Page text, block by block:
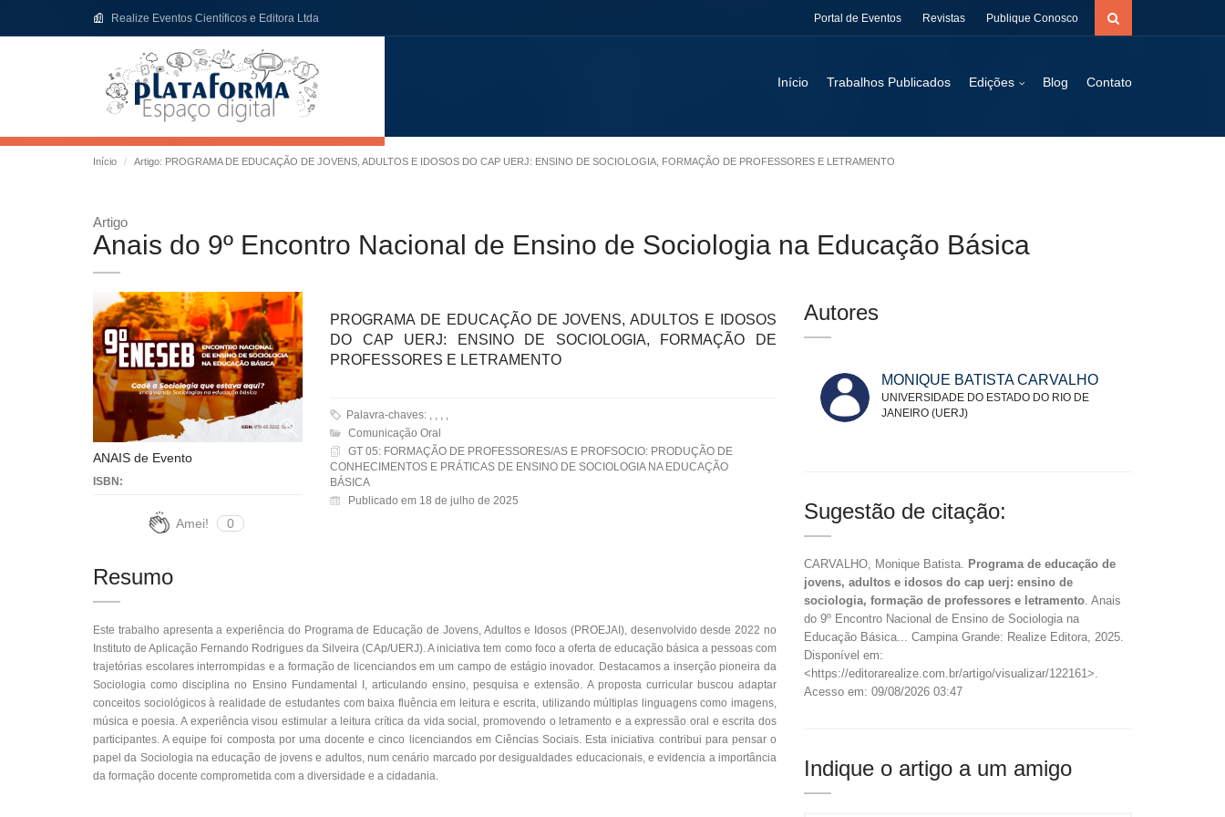
Realize Eventos Científicos e Editora Ltda Portal de Eventos Revistas Publique Conosco
Início Trabalhos Publicados Edições Blog Contato
Início Artigo: PROGRAMA DE EDUCAÇÃO DE JOVENS, ADULTOS E IDOSOS DO CAP UERJ: ENSINO DE SOCIOLOGIA, FORMAÇÃO DE PROFESSORES E LETRAMENTO
Artigo
Anais do 9º Encontro Nacional de Ensino de Sociologia na Educação Básica
ANAIS de Evento
ISBN:
Amei! 0
PROGRAMA DE EDUCAÇÃO DE JOVENS, ADULTOS E IDOSOS
DO CAP UERJ: ENSINO DE SOCIOLOGIA, FORMAÇÃO DE
PROFESSORES E LETRAMENTO
Palavra-chaves: , , , ,
Comunicação Oral
GT 05: FORMAÇÃO DE PROFESSORES/AS E PROFSOCIO: PRODUÇÃO DE
CONHECIMENTOS E PRÁTICAS DE ENSINO DE SOCIOLOGIA NA EDUCAÇÃO
BÁSICA
Publicado em 18 de julho de 2025
Resumo
Este trabalho apresenta a experiência do Programa de Educação de Jovens, Adultos e Idosos (PROEJAI), desenvolvido desde 2022 no
Instituto de Aplicação Fernando Rodrigues da Silveira (CAp/UERJ). A iniciativa tem como foco a oferta de educação básica a pessoas com
trajetórias escolares interrompidas e a formação de licenciandos em um campo de estágio inovador. Destacamos a inserção pioneira da
Sociologia como disciplina no Ensino Fundamental I, articulando ensino, pesquisa e extensão. A proposta curricular buscou adaptar
conceitos sociológicos à realidade de estudantes com baixa fluência em leitura e escrita, utilizando múltiplas linguagens como imagens,
música e poesia. A experiência visou estimular a leitura crítica da vida social, promovendo o letramento e a expressão oral e escrita dos
participantes. A equipe foi composta por uma docente e cinco licenciandos em Ciências Sociais. Esta iniciativa contribui para pensar o
papel da Sociologia na educação de jovens e adultos, num cenário marcado por desigualdades educacionais, e evidencia a importância
da formação docente comprometida com a diversidade e a cidadania.
Autores
MONIQUE BATISTA CARVALHO
UNIVERSIDADE DO ESTADO DO RIO DE
JANEIRO (UERJ)
Sugestão de citação:
CARVALHO, Monique Batista. Programa de educação de
jovens, adultos e idosos do cap uerj: ensino de
sociologia, formação de professores e letramento. Anais
do 9º Encontro Nacional de Ensino de Sociologia na
Educação Básica... Campina Grande: Realize Editora, 2025.
Disponível em:
<https://editorarealize.com.br/artigo/visualizar/122161>.
Acesso em: 09/08/2026 03:47
Indique o artigo a um amigo